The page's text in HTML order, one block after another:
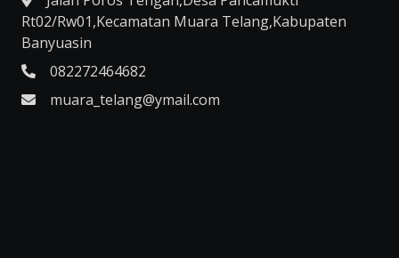
Rt02/Rw01,Kecamatan Muara Telang,Kabupaten
Banyuasin
082272464682
muara_telang@ymail.com